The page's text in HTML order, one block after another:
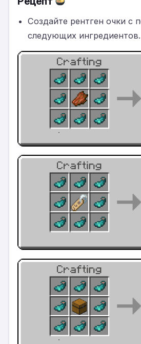
Создайте рентген очки с
следующих ингредиентов.